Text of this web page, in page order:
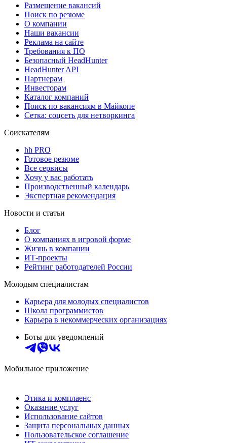
Размещение вакансий
Поиск по резюме
О компании
Наши вакансии
Реклама на сайте
Требования к ПО
Безопасный HeadHunter
HeadHunter API
Партнерам
Инвесторам
Каталог компаний
Поиск по вакансиям в Майкопе
Сетка: соцсеть для нетворкинга
Соискателям
hh PRO
Готовое резюме
Все сервисы
Хочу у вас работать
Производственный календарь
Экспертная рекомендация
Новости и статьи
Блог
О компаниях в игровой форме
Жизнь в компании
ИТ-проекты
Рейтинг работодателей России
Молодым специалистам
Карьера для молодых специалистов
Школа программистов
Карьера в некоммерческих организациях
Боты для уведомлений
Мобильное приложение
Этика и комплаенс
Оказание услуг
Использование сайтов
Защита персональных данных
Пользовательское соглашение